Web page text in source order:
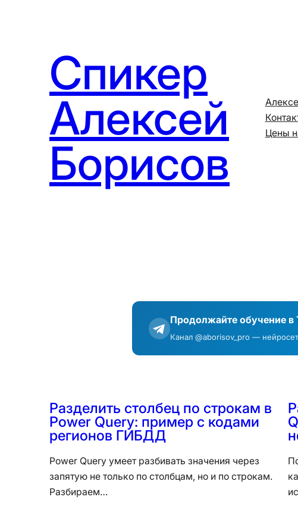
Спикер
Алексей
Борисов
Цены
Продолжайте обучение в
Канал @aborisov_pro —
Разделить столбец по строкам в
Power Query: пример с кодами
регионов ГИБДД
Power Query умеет разбивать значения через
запятую не только по столбцам, но и по строкам.
Разбираем…